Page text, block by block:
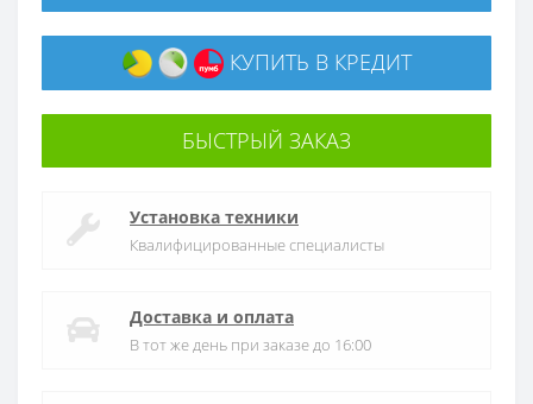
КУПИТЬ В КРЕДИТ
БЫСТРЫЙ ЗАКАЗ
Установка техники
Квалифицированные специалисты
Доставка и оплата
В тот же день при заказе до 16:00